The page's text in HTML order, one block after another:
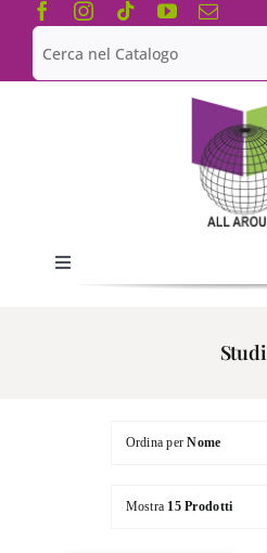
Salta
contenuto
Cerca
per:
Toggle
Navigation
Studi
Ordina perNome
Mostra 15 Prodotti